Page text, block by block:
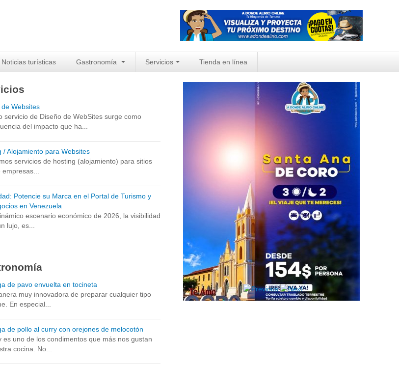
Noticias turísticas Gastronomía Servicios Tienda en línea
de Websites
servicio de Diseño de WebSites surge como
del impacto que ha...
/ Alojamiento para Websites
servicios de hosting (alojamiento) para sitios
Potencie su Marca en el Portal de Turismo y
en Venezuela
escenario económico de 2026, la visibilidad
lujo, es...
de pavo envuelta en tocineta
muy innovadora de preparar cualquier tipo
En especial...
de pollo al curry con orejones de melocotón
es uno de los condimentos que más nos gustan
cocina. No...